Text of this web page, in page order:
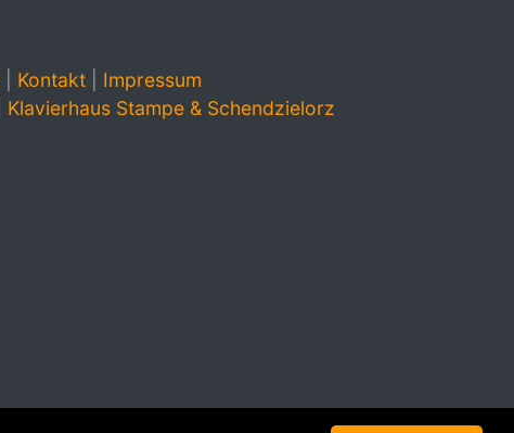
Kontakt| Impressum
Klavierhaus Stampe & Schendzielorz